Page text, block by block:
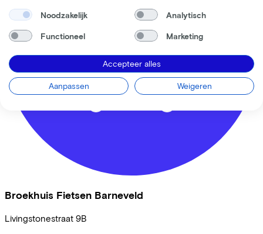
Broekhuis Fietsen Barneveld
Livingstonestraat 9B
Noodzakelijk Analytisch
Functioneel Marketing
Accepteer alles
Aanpassen Weigeren